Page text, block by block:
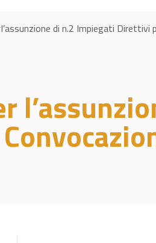
di n.2 Impiegati Direttivi